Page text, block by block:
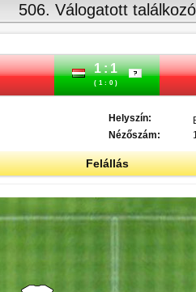
506. Válogatott találkozó
1:1
(1:0)
Helyszín:
Nézőszám:
Felállás